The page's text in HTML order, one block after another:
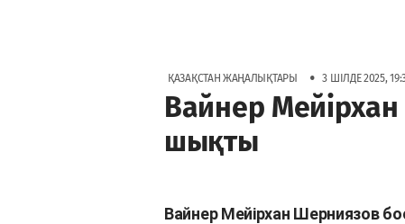
ҚАЗАҚСТАН ЖАҢАЛЫҚТАРЫ • 3 ШІЛДЕ 2025,
Вайнер
шықты
Вайнер Мейірхан Шерниязов